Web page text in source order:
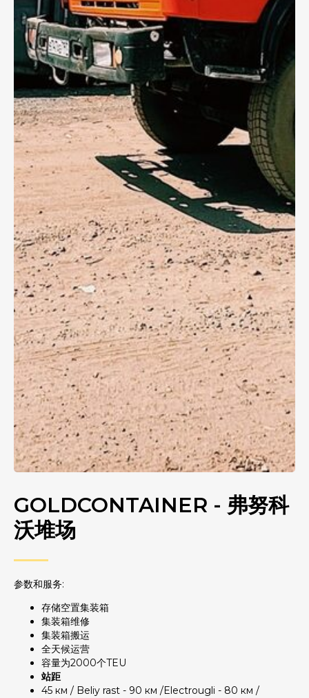
GOLDCONTAINER - 弗努科
沃堆场
参数和服务:
存储空置集装箱
集装箱维修
集装箱搬运
全天候运营
容量为2000个TEU
站距
45 км / Beliy rast - 90 км /Electrougli - 80 км /